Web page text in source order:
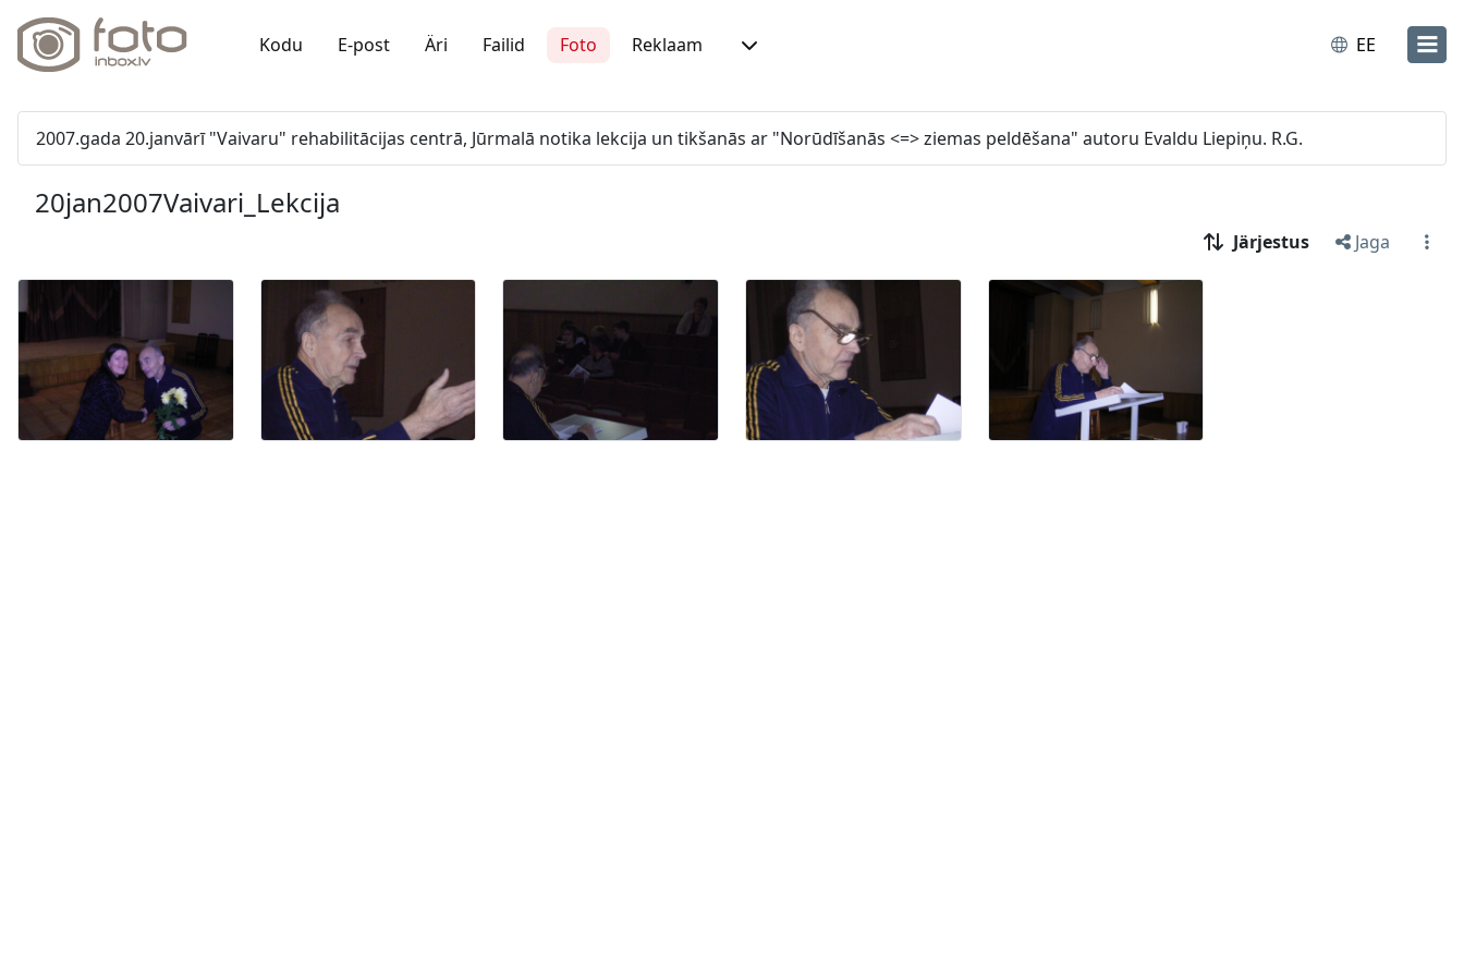
Kodu E-post Äri Failid Foto Reklaam EE
2007.gada 20.janvārī "Vaivaru" rehabilitācijas centrā, Jūrmalā notika lekcija un tikšanās ar "Norūdīšanās <=> ziemas peldēšana" autoru Evaldu Liepiņu. R.G.
20jan2007Vaivari_Lekcija
Järjestus Jaga